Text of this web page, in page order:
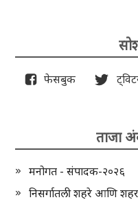
फेसबुक
ताजा
मनोगत - संपादक-२०२६
निसर्गातली शहरे आणि